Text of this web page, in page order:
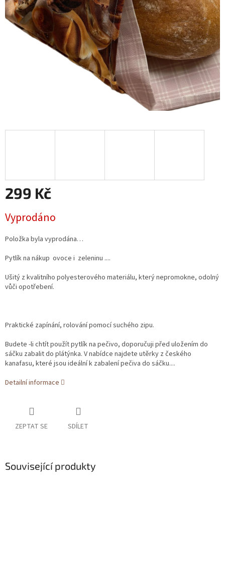
299 Kč
cena:
Vyprodáno
Položka byla vyprodána…
Pytlík na nákup ovoce i zeleninu ....
Ušitý z kvalitního polyesterového materiálu, který nepromokne, odolný
vůči opotřebení.
Praktické zapínání, rolování pomocí suchého zipu.
Budete -li chtít použít pytlík na pečivo, doporučuji před uložením do
sáčku zabalit do plátýnka. V nabídce najdete utěrky z českého
kanafasu, které jsou ideální k zabalení pečiva do sáčku....
Detailní informace
ZEPTAT SE SDÍLET
Související produkty